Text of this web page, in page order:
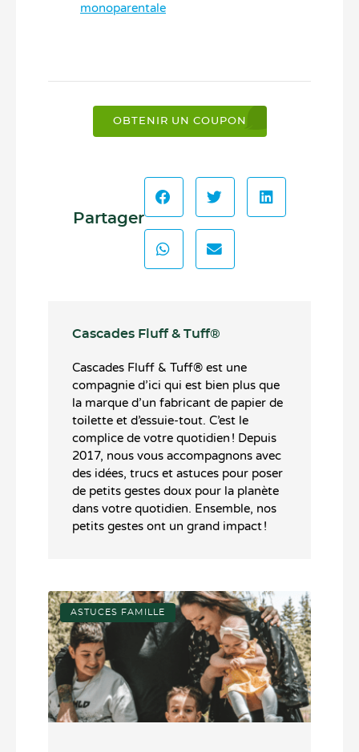
monoparentale
OBTENIR UN COUPON
Partager
Cascades Fluff & Tuff®️
Cascades Fluff & Tuff®️ est une
compagnie d’ici qui est bien plus que
la marque d’un fabricant de papier de
toilette et d’essuie-tout. C’est le
complice de votre quotidien ! Depuis
2017, nous vous accompagnons avec
des idées, trucs et astuces pour poser
de petits gestes doux pour la planète
dans votre quotidien. Ensemble, nos
petits gestes ont un grand impact !
ASTUCES FAMILLE